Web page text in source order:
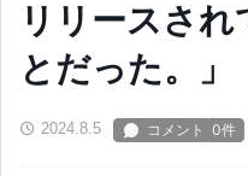
リリースされ
とだった。」
2024.8.5